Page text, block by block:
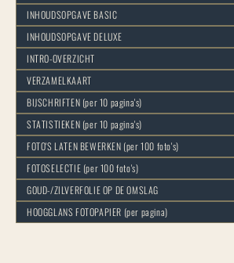
INHOUDSOPGAVE BASIC
INHOUDSOPGAVE DELUXE
INTRO-OVERZICHT
VERZAMELKAART
BIJSCHRIFTEN (per 10 pagina's)
STATISTIEKEN (per 10 pagina's)
FOTO'S LATEN BEWERKEN (per 100 foto's)
FOTOSELECTIE (per 100 foto's)
GOUD-/ZILVERFOLIE OP DE OMSLAG
HOOGGLANS FOTOPAPIER (per pagina)